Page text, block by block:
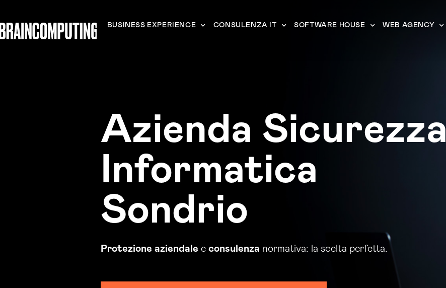
BUSINESS EXPERIENCE CONSULENZA IT SOFTWARE HOUSE WEB AGENCY
Azienda Sicurezza
Informatica
Sondrio
Protezione aziendale e consulenza normativa: la scelta perfetta.